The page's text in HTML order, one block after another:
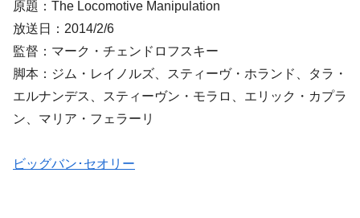
原題：The Locomotive Manipulation
放送日：2014/2/6
監督：マーク・チェンドロフスキー
脚本：ジム・レイノルズ、スティーヴ・ホランド、タラ・
エルナンデス、スティーヴン・モラロ、エリック・カプラ
ン、マリア・フェラーリ
ビッグバン･セオリー